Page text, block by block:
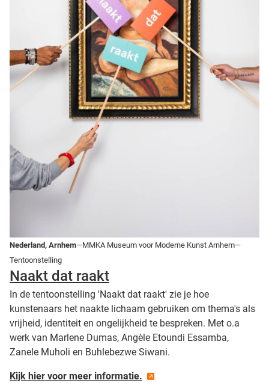
Nederland, Arnhem—MMKA Museum voor Moderne Kunst Arnhem—
Tentoonstelling
Naakt dat raakt
In de tentoonstelling 'Naakt dat raakt' zie je hoe
kunstenaars het naakte lichaam gebruiken om thema's als
vrijheid, identiteit en ongelijkheid te bespreken. Met o.a
werk van Marlene Dumas, Angèle Etoundi Essamba,
Zanele Muholi en Buhlebezwe Siwani.
Kijk hier voor meer informatie.